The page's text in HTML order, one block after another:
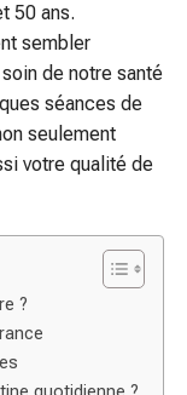
50 ans.
sembler
de notre santé
séances de
seulement
votre qualité de
?